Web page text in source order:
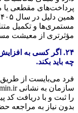
پرداخت‌های مقطعی یا
مستمری‌ها و تکمیل
مؤثرتری از معیشت
۲۴. اگر کسی به
چه باید بکند.
فرد می‌بایست از طریق
را ثبت و با دریافت کد
بدون نیاز به مراجعه